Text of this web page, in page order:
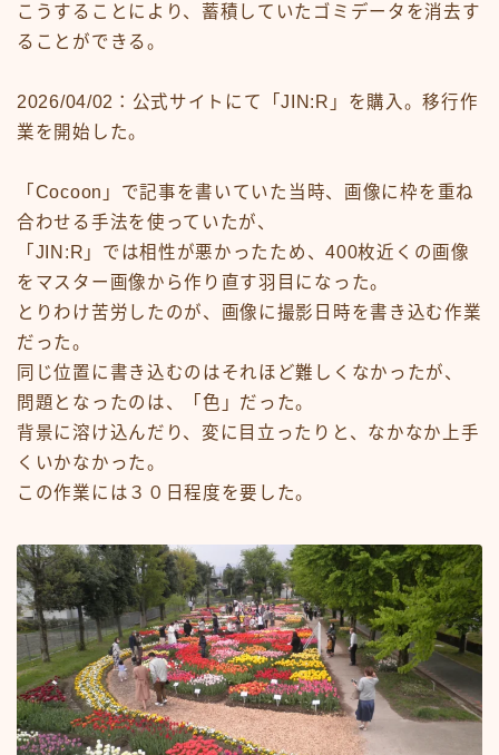
こうすることにより、蓄積していたゴミデータを消去す
ることができる。
2026/04/02：公式サイトにて「JIN:R」を購入。移行作
業を開始した。
「Cocoon」で記事を書いていた当時、画像に枠を重ね
合わせる手法を使っていたが、
「JIN:R」では相性が悪かったため、400枚近くの画像
をマスター画像から作り直す羽目になった。
とりわけ苦労したのが、画像に撮影日時を書き込む作業
だった。
同じ位置に書き込むのはそれほど難しくなかったが、
問題となったのは、「色」だった。
背景に溶け込んだり、変に目立ったりと、なかなか上手
くいかなかった。
この作業には３０日程度を要した。